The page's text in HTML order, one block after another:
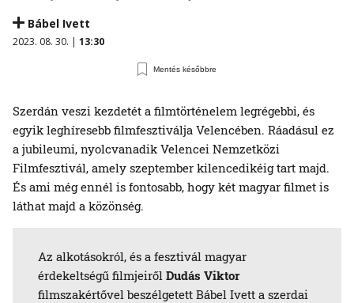
Bábel Ivett
2023. 08. 30. | 13:30
Mentés későbbre
Szerdán veszi kezdetét a filmtörténelem legrégebbi, és
egyik leghíresebb filmfesztiválja Velencében. Ráadásul ez
a jubileumi, nyolcvanadik Velencei Nemzetközi
Filmfesztivál, amely szeptember kilencedikéig tart majd.
És ami még ennél is fontosabb, hogy két magyar filmet is
láthat majd a közönség.
Az alkotásokról, és a fesztivál magyar
érdekeltségű filmjeiről Dudás Viktor
filmszakértővel beszélgetett Bábel Ivett a szerdai